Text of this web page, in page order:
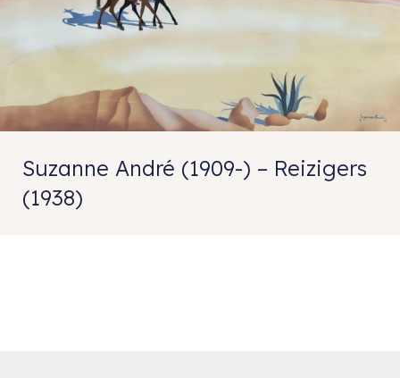
Suzanne André (1909-) – Reizigers
(1938)